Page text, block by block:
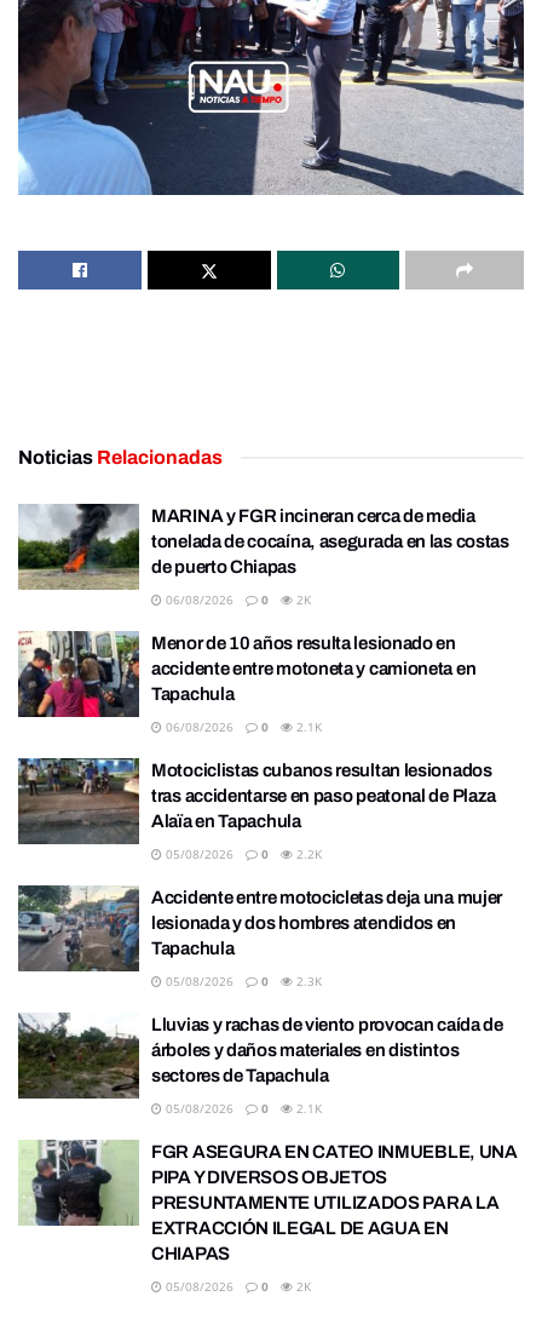
Noticias Relacionadas
MARINA y FGR incineran cerca de media
tonelada de cocaína, asegurada en las costas
de puerto Chiapas
06/08/2026 0 2K
Menor de 10 años resulta lesionado en
accidente entre motoneta y camioneta en
Tapachula
06/08/2026 0 2.1K
Motociclistas cubanos resultan lesionados
tras accidentarse en paso peatonal de Plaza
Alaïa en Tapachula
05/08/2026 0 2.2K
Accidente entre motocicletas deja una mujer
lesionada y dos hombres atendidos en
Tapachula
05/08/2026 0 2.3K
Lluvias y rachas de viento provocan caída de
árboles y daños materiales en distintos
sectores de Tapachula
05/08/2026 0 2.1K
FGR ASEGURA EN CATEO INMUEBLE, UNA
PIPA Y DIVERSOS OBJETOS
PRESUNTAMENTE UTILIZADOS PARA LA
EXTRACCIÓN ILEGAL DE AGUA EN
CHIAPAS
05/08/2026 0 2K